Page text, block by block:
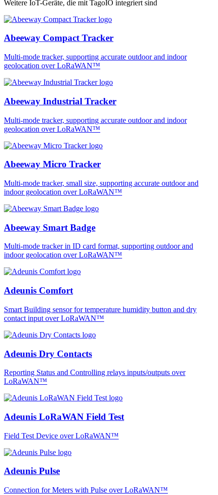
Weitere IoT-Geräte, die mit TagoIO integriert sind
Abeeway Compact Tracker
Multi-mode tracker, supporting accurate outdoor and indoor
geolocation over LoRaWAN™
Abeeway Industrial Tracker
Multi-mode tracker, supporting accurate outdoor and indoor
geolocation over LoRaWAN™
Abeeway Micro Tracker
Multi-mode tracker, small size, supporting accurate outdoor and
indoor geolocation over LoRaWAN™
Abeeway Smart Badge
Multi-mode tracker in ID card format, supporting outdoor and
indoor geolocation over LoRaWAN™
Adeunis Comfort
Smart Building sensor for temperature humidity button and dry
contact input over LoRaWAN™
Adeunis Dry Contacts
Reporting Status and Controlling relays inputs/outputs over
LoRaWAN™
Adeunis LoRaWAN Field Test
Field Test Device over LoRaWAN™
Adeunis Pulse
Connection for Meters with Pulse over LoRaWAN™